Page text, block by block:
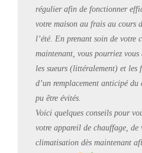
régulier afin de fonctionner
votre maison au frais au cours
l’été. En prenant soin de votre
maintenant, vous pourriez vous
les sueurs (littéralement) et les
d’un remplacement anticipé
pu être évités.
Voici quelques conseils pour
votre appareil de chauffage,
climatisation dès maintenant